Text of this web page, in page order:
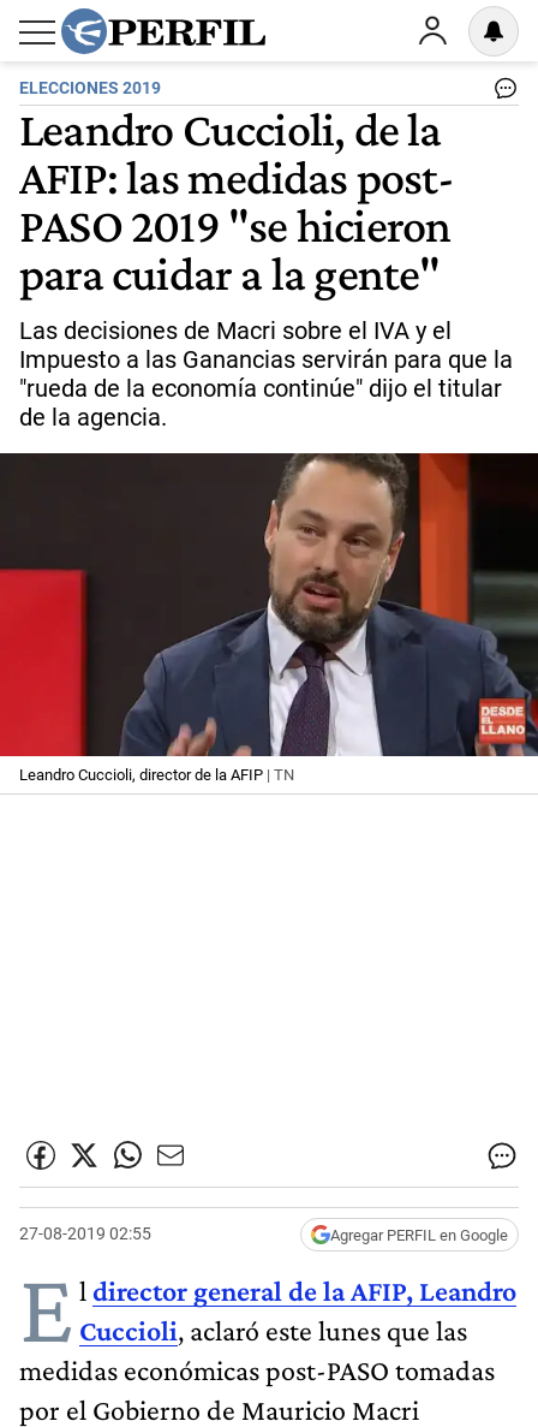
ELECCIONES 2019
Leandro Cuccioli, de la
AFIP: las medidas post-
PASO 2019 "se hicieron
para cuidar a la gente"
Las decisiones de Macri sobre el IVA y el
Impuesto a las Ganancias servirán para que la
"rueda de la economía continúe" dijo el titular
de la agencia.
Leandro Cuccioli, director de la AFIP | TN
27-08-2019 02:55 Agregar PERFIL en Google
E l director general de la AFIP, Leandro
Cuccioli, aclaró este lunes que las
medidas económicas post-PASO tomadas
por el Gobierno de Mauricio Macri